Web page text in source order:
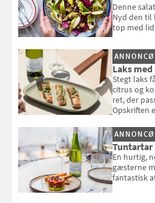
Denne
Nyd den
top med
Louisa
Laks
Stegt laks
citrus og
ret, der
Opskriften
Tuntartar
En hurtig,
gæsterne
fantastisk